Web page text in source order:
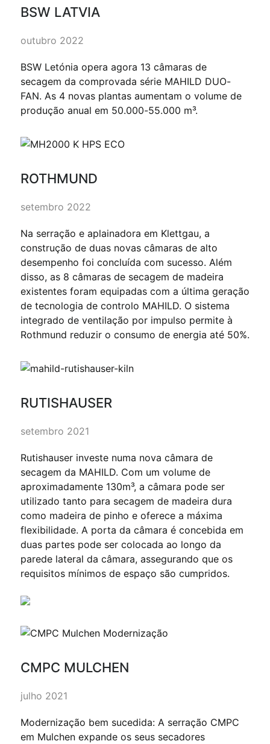
BSW LATVIA
outubro 2022
BSW Letónia opera agora 13 câmaras de
secagem da comprovada série MAHILD DUO-
FAN. As 4 novas plantas aumentam o volume de
produção anual em 50.000-55.000 m³.
ROTHMUND
setembro 2022
Na serração e aplainadora em Klettgau, a
construção de duas novas câmaras de alto
desempenho foi concluída com sucesso. Além
disso, as 8 câmaras de secagem de madeira
existentes foram equipadas com a última geração
de tecnologia de controlo MAHILD. O sistema
integrado de ventilação por impulso permite à
Rothmund reduzir o consumo de energia até 50%.
RUTISHAUSER
setembro 2021
Rutishauser investe numa nova câmara de
secagem da MAHILD. Com um volume de
aproximadamente 130m³, a câmara pode ser
utilizado tanto para secagem de madeira dura
como madeira de pinho e oferece a máxima
flexibilidade. A porta da câmara é concebida em
duas partes pode ser colocada ao longo da
parede lateral da câmara, assegurando que os
requisitos mínimos de espaço são cumpridos.
CMPC MULCHEN
julho 2021
Modernização bem sucedida: A serração CMPC
em Mulchen expande os seus secadores